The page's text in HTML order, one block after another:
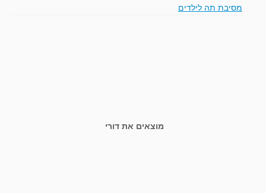
מסיבת תה לילדים
מוצאים את דורי